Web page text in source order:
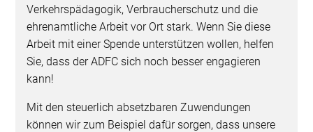
Verkehrspädagogik, Verbraucherschutz und die
ehrenamtliche Arbeit vor Ort stark. Wenn Sie diese
Arbeit mit einer Spende unterstützen wollen, helfen
Sie, dass der ADFC sich noch besser engagieren
kann!
Mit den steuerlich absetzbaren Zuwendungen
können wir zum Beispiel dafür sorgen, dass unsere